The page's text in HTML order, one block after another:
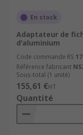
En stock
Adaptateur de
d'aluminium
Code commande RS
Référence fabricant
Sous-total (1 unité)
155,61 €HT
Quantité